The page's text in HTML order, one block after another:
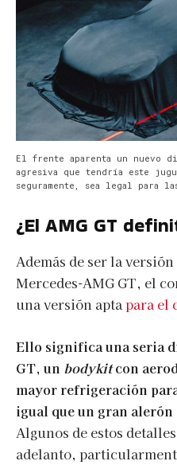
El frente aparenta un nuevo
agresiva que tendría este
seguramente, sea legal para
¿El AMG GT
Además de ser la
Mercedes-AMG GT, el
una versión aptapara el
Ello significa una seria
GT, un bodykitcon
mayor refrigeración
igual que un gran
Algunos de estos
adelanto,